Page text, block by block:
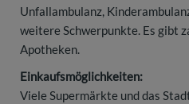
Unfallambulanz,
weitere Schwerpunkte. Es gibt
Apotheken.
Einkaufsmöglichkeiten:
Viele Supermärkte und das